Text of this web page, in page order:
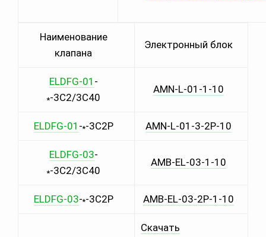
Наименование
клапана
Электронный блок
ELDFG-01 -
*-3C2/3C40
AMN-L-01-1-10
ELDFG-01 -*-3C2P AMN-L-01-3-2P-10
ELDFG-03-
*-3C2/3C40
AMB-EL-03-1-10
ELDFG-03-*-3C2P AMB-EL-03-2P-1-10
Скачать